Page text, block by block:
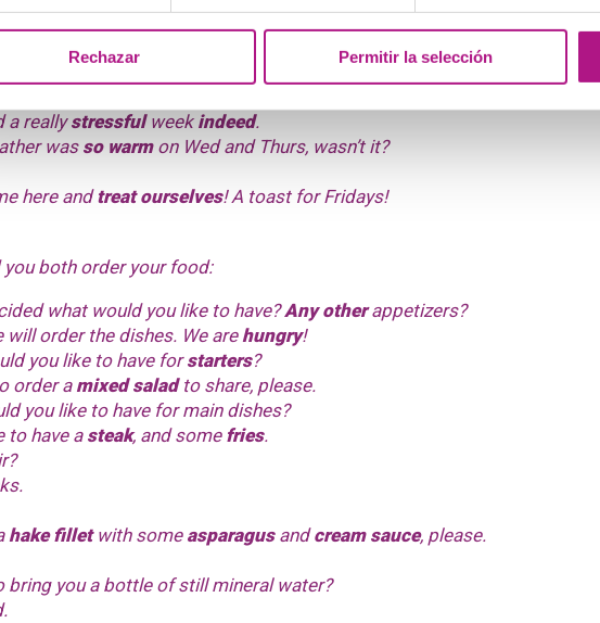
Rechazar Permitir la selección
bothask for another glass of wine and the menu. The waiter brings both
a look atthe menu together.
week? Thank God it is Friday,
a reallystressfulweek indeed.
was so warmon Wed and Thurs, wasn’t it?
here andtreat ourselves! A toast for Fridays!
both order your food:
what would you like to have?Any otherappetizers?
will order the dishes. We arehungry!
you like to have forstarters?
order amixed saladto share, please.
you like to have for main dishes?
to have a steak, and some fries.
hake filletwith some asparagusandcream sauce, please.
bring you a bottle of still mineral water?